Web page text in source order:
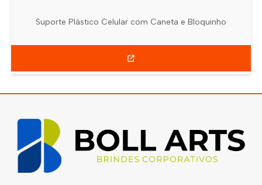
Suporte Plástico Celular com Caneta e Bloquinho